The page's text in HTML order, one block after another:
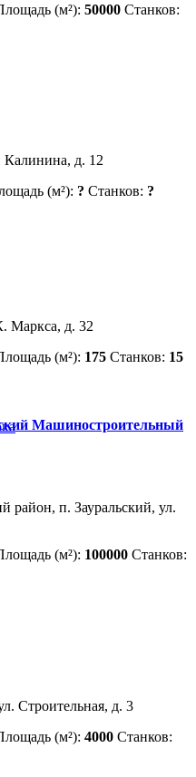
(м²): 50000 Станков:
Калинина, д. 12
(м²): ? Станков: ?
Маркса, д. 32
(м²): 175 Станков: 15
Машиностроительный
район, п. Зауральский, ул.
(м²): 100000 Станков:
Строительная, д. 3
(м²): 4000 Станков: